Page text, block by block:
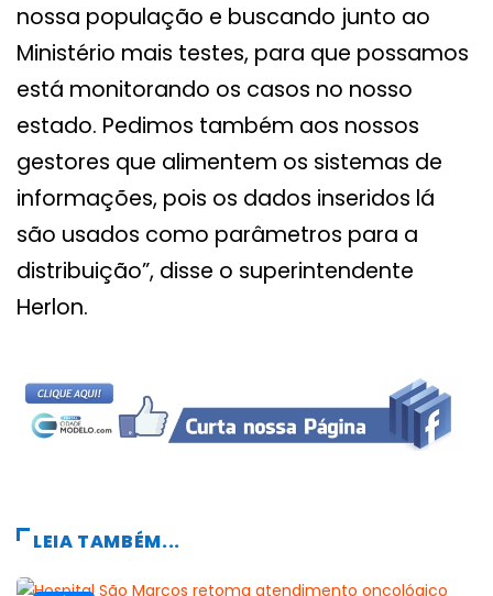
nossa população e buscando junto ao
Ministério mais testes, para que possamos
está monitorando os casos no nosso
estado. Pedimos também aos nossos
gestores que alimentem os sistemas de
informações, pois os dados inseridos lá
são usados como parâmetros para a
distribuição”, disse o superintendente
Herlon.
LEIA TAMBÉM...